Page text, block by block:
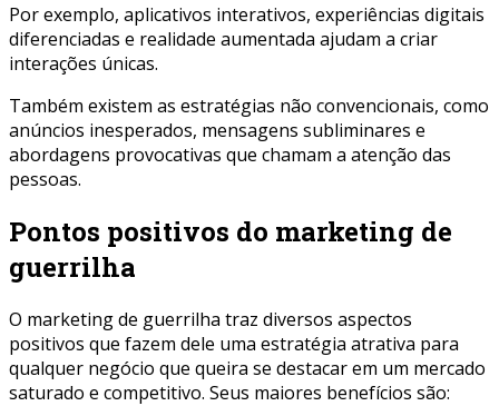
Por exemplo, aplicativos interativos, experiências digitais
diferenciadas e realidade aumentada ajudam a criar
interações únicas.
Também existem as estratégias não convencionais, como
anúncios inesperados, mensagens subliminares e
abordagens provocativas que chamam a atenção das
pessoas.
Pontos positivos do marketing de
guerrilha
O marketing de guerrilha traz diversos aspectos
positivos que fazem dele uma estratégia atrativa para
qualquer negócio que queira se destacar em um mercado
saturado e competitivo. Seus maiores benefícios são: